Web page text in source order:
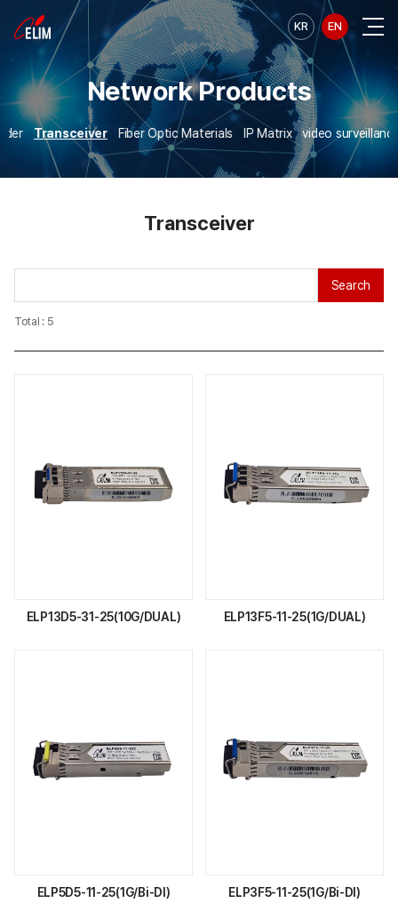
KR EN
Network Products
Transceiver Fiber Optic Materials IP Matrix video
Transceiver
Total : 5
Search
ELP13D5-31-25(10G/DUAL) ELP13F5-11-25(1G/DUAL)
ELP5D5-11-25(1G/Bi-DI) ELP3F5-11-25(1G/Bi-DI)